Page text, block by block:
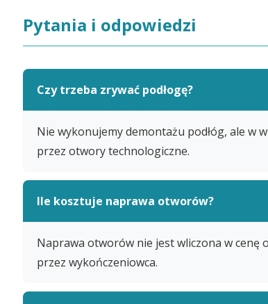
Pytania i odpowiedzi
Czy trzeba zrywać podłogę?
Nie wykonujemy demontażu podłóg, ale w
przez otwory technologiczne.
Ile kosztuje naprawa otworów?
Naprawa otworów nie jest wliczona w cenę
przez wykończeniowca.